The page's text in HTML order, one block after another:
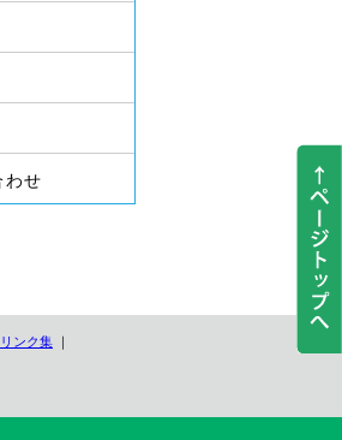
わせ
リンク集 ｜